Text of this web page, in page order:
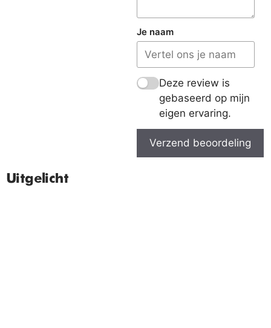
Je naam
Deze review is
gebaseerd op mijn
eigen ervaring.
Verzend beoordeling
Uitgelicht